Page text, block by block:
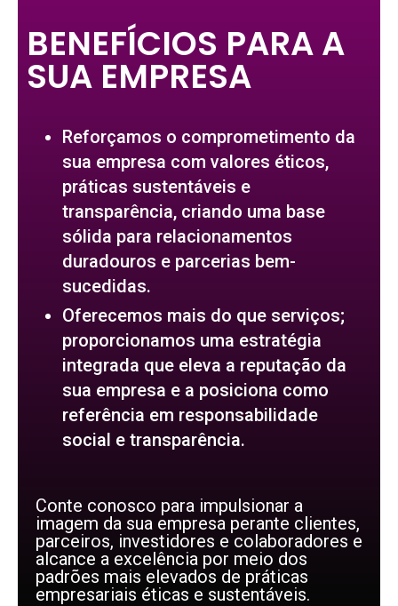
BENEFÍCIOS PARA A
SUA EMPRESA
Reforçamos o comprometimento da
sua empresa com valores éticos,
práticas sustentáveis e
transparência, criando uma base
sólida para relacionamentos
duradouros e parcerias bem-
sucedidas.
Oferecemos mais do que serviços;
proporcionamos uma estratégia
integrada que eleva a reputação da
sua empresa e a posiciona como
referência em responsabilidade
social e transparência.
Conte conosco para impulsionar a
imagem da sua empresa perante clientes,
parceiros, investidores e colaboradores e
alcance a excelência por meio dos
padrões mais elevados de práticas
empresariais éticas e sustentáveis.